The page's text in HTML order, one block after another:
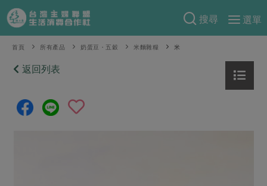
搜尋
選單
產品分類
當季蔬果
芽苗類
食譜料理
食材
特別企畫
首頁 所有產品 奶蛋豆・五穀 米麵雜糧 米
返回列表